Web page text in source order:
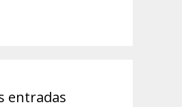
entradas